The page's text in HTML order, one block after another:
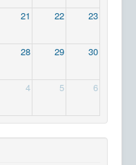
21 22 23
28 29 30
4 5 6